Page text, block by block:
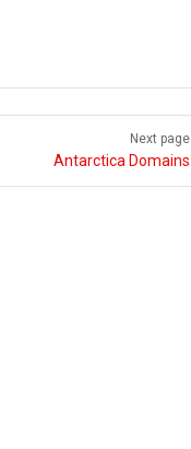
Next page
Antarctica Domains